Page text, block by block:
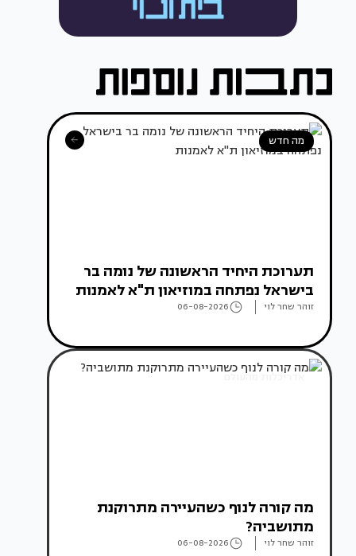
מה חדש
תערוכת היחיד הראשונה של נומה בר
בישראל נפתחה במוזיאון ת"א לאמנות
זוהר שחר לוי 06-08-2026
אדריכלות מהעולם
מה קורה לנוף כשהעיירה מתרוקנת
מתושביה?
זוהר שחר לוי 06-08-2026